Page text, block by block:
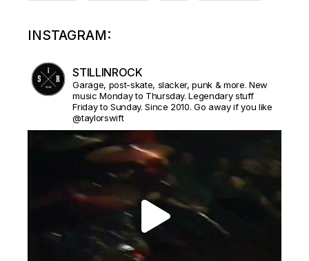
INSTAGRAM:
STILLINROCK
Garage, post-skate, slacker, punk & more. New
music Monday to Thursday. Legendary stuff
Friday to Sunday. Since 2010. Go away if you like
@taylorswift